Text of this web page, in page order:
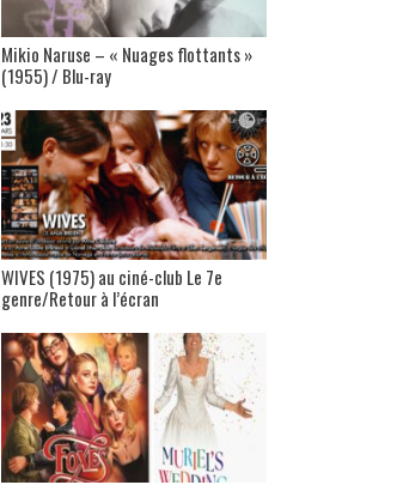
Mikio Naruse – « Nuages flottants »
(1955) / Blu-ray
WIVES (1975) au ciné-club Le 7e
genre/Retour à l’écran